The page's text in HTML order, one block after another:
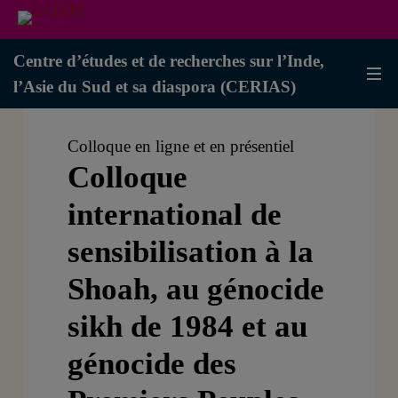
Centre d’études et de recherches sur l’Inde,
l’Asie du Sud et sa diaspora (CERIAS)
Colloque en ligne et en présentiel
Colloque
international de
sensibilisation à la
Shoah, au génocide
sikh de 1984 et au
génocide des